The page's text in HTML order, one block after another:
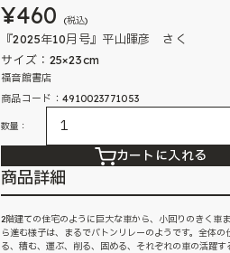
¥460 (税込)
『2025年10月号』平山暉彦 さく
サイズ：25×23cm
福音館書店
商品コード：4910023771053
数量：
カートに入れる
商品詳細
2階建ての住宅のように巨大な車から、小回りのきく車
ら進む様子は、まるでバトンリレーのようです。全体
る、積む、運ぶ、削る、固める、それぞれの車の活躍